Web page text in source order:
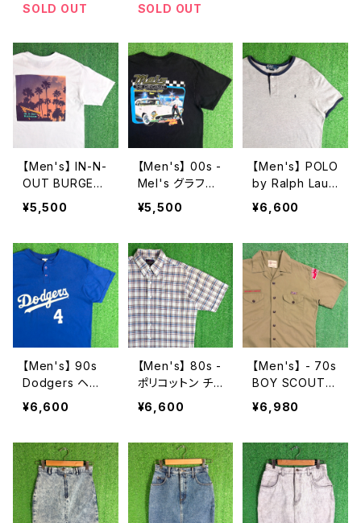
SOLD OUT
SOLD OUT
【Men's】 IN-N-
OUT BURGER
Tシャツ / ティー
シャツ T-Shirt
ド・アウト・バー
ガー 2273
¥5,500
【Men's】 00s -
Mel's グラフィ
ック Tシャツ /
ティーシャツ T-
トラン America
n Graffiti 2272
¥5,500
【Men's】 POLO
by Ralph Laur
en 鹿の子素材
ヘンリーネック
ローレン ポロ メ
ンズ ティーシャ
ツ T-Shirt 古着
メンズ 半袖 226
¥6,600
【Men's】 90s
Dodgers ヘン
リーネック Tシ
ャツ / アメリカ
代 ティーシャツ
T-Shirt 古着 メ
ンズ ドジャース
N1585
¥6,600
【Men's】 80s -
ポリコットン チェ
ック シャツ / 80
年代 古着 半袖
¥6,600
【Men's】 - 70s
BOY SCOUT
OF AMERICA
開襟 シャツ / 7
袖 古着 メンズ
オープンカラー
ボーイスカウト
2197
¥6,980